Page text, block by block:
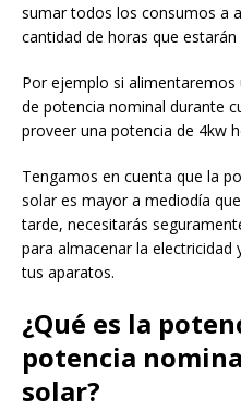
sumar todos los consumos a
cantidad de horas que
Por ejemplo si
de potencia nominal durante
proveer una potencia de 4kw
Tengamos en cuenta que la
solar es mayor a mediodía
tarde, necesitarás
para almacenar la
tus aparatos.
¿Qué es la
potencia
solar?